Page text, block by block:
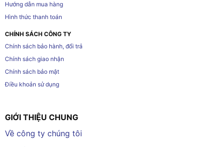
Hướng dẫn mua hàng
Hình thức thanh toán
CHÍNH SÁCH CÔNG TY
Chính sách bảo hành, đổi trả
Chính sách giao nhận
Chính sách bảo mật
Điều khoản sử dụng
GIỚI THIỆU CHUNG
Về công ty chúng tôi